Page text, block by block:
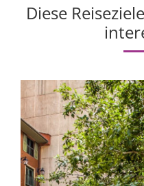
Diese